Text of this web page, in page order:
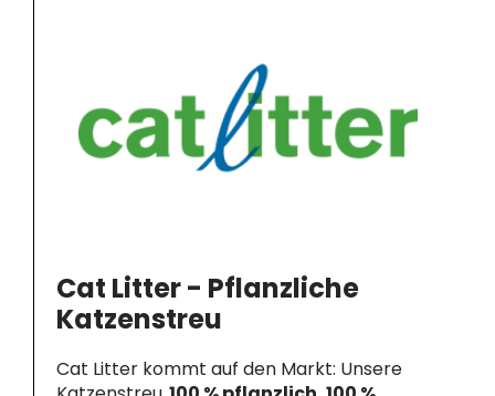
Cat Litter - Pflanzliche
Katzenstreu
Cat Litter kommt auf den Markt: Unsere